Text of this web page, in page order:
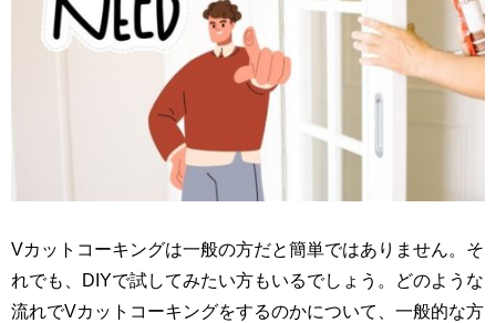
Vカットコーキングは一般の方だと簡単ではありません。そ
れでも、DIYで試してみたい方もいるでしょう。どのような
流れでVカットコーキングをするのかについて、一般的な方